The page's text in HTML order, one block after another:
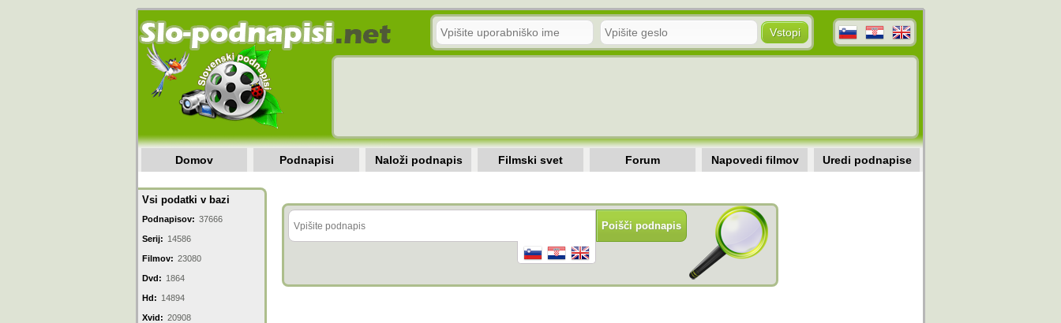
Domov Podnapisi Naloži podnapis Filmski svet Forum Napovedi filmov Uredi podnapise
Vsi podatki v bazi
Podnapisov: 37666
Serij: 14586
Filmov: 23080
Dvd: 1864
Hd: 14894
Xvid: 20908